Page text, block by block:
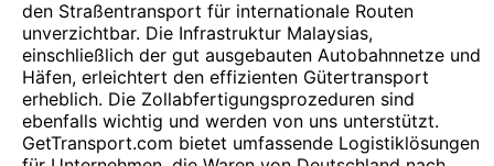
den Straßentransport für internationale Routen
unverzichtbar. Die Infrastruktur Malaysias,
einschließlich der gut ausgebauten Autobahnnetze und
Häfen, erleichtert den effizienten Gütertransport
erheblich. Die Zollabfertigungsprozeduren sind
ebenfalls wichtig und werden von uns unterstützt.
GetTransport.com bietet umfassende Logistiklösungen